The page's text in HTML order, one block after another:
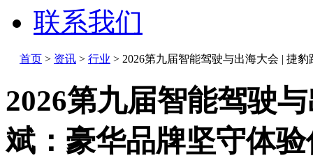
联系我们
首页 > 资讯 > 行业 > 2026第九届智能驾驶与出海大会 | 捷豹
2026第九届智能驾驶
斌：豪华品牌坚守体